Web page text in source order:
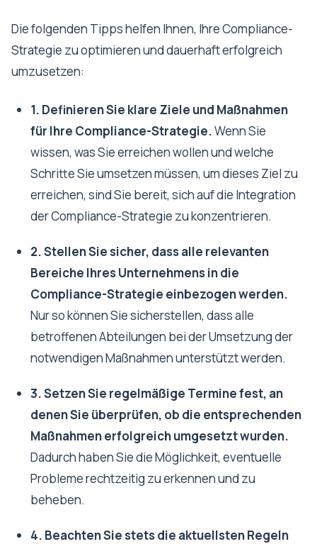
Die folgenden Tipps helfen Ihnen, Ihre Compliance-
Strategie zu optimieren und dauerhaft erfolgreich
umzusetzen:
1. Definieren Sie klare Ziele und Maßnahmen
für Ihre Compliance-Strategie.Wenn Sie
wissen, was Sie erreichen wollen und welche
Schritte Sie umsetzen müssen, um dieses Ziel zu
erreichen, sind Sie bereit, sich auf die Integration
der Compliance-Strategie zu konzentrieren.
2. Stellen Sie sicher, dass alle relevanten
Bereiche Ihres Unternehmens in die
Compliance-Strategie einbezogen werden.
Nur so können Sie sicherstellen, dass alle
betroffenen Abteilungen bei der Umsetzung der
notwendigen Maßnahmen unterstützt werden.
3. Setzen Sie regelmäßige Termine fest, an
denen Sie überprüfen, ob die entsprechenden
Maßnahmen erfolgreich umgesetzt wurden.
Dadurch haben Sie die Möglichkeit, eventuelle
Probleme rechtzeitig zu erkennen und zu
beheben.
4. Beachten Sie stets die aktuellsten Regeln